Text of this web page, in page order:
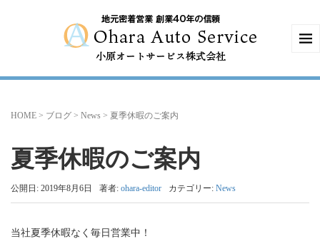
HOME > ブログ > News > 夏季休暇のご案内
夏季休暇のご案内
公開日: 2019年8月6日 著者: ohara-editor カテゴリー: News
当社夏季休暇なく毎日営業中！